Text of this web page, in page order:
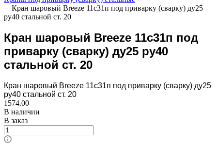
—Кран шаровый Breeze 11с31п под приварку (сварку) ду25
ру40 стальной ст. 20
Кран шаровый Breeze 11с31п под
приварку (сварку) ду25 ру40
стальной ст. 20
Кран шаровый Breeze 11с31п под приварку (сварку) ду25
ру40 стальной ст. 20
1574.00
В наличии
В заказ